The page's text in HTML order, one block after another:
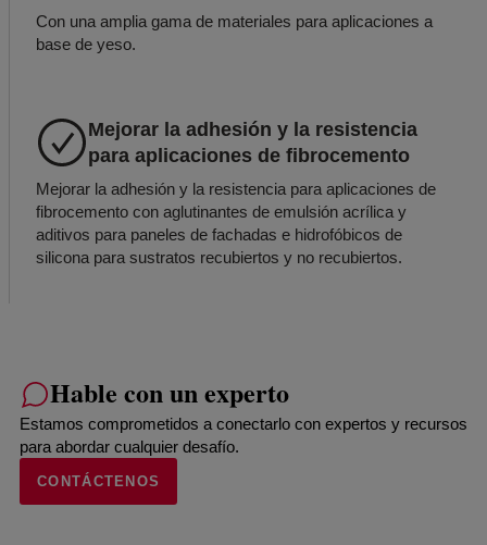
Con una amplia gama de materiales para aplicaciones a
base de yeso.
Mejorar la adhesión y la resistencia
para aplicaciones de fibrocemento
Mejorar la adhesión y la resistencia para aplicaciones de
fibrocemento con aglutinantes de emulsión acrílica y
aditivos para paneles de fachadas e hidrofóbicos de
silicona para sustratos recubiertos y no recubiertos.
Hable con un experto
Estamos comprometidos a conectarlo con expertos y recursos
para abordar cualquier desafío.
CONTÁCTENOS